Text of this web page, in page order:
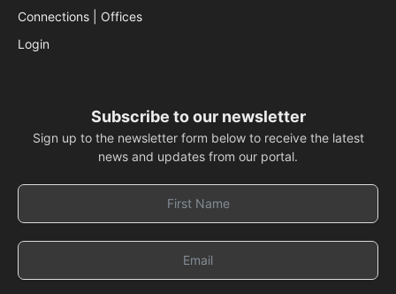
Connections | Offices
Login
Subscribe to our newsletter
Sign up to the newsletter form below to receive the latest
news and updates from our portal.